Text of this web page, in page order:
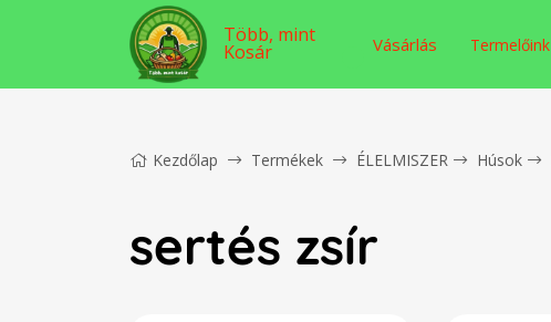
Több, mint
Kosár Vásárlás Termelőink
Kezdőlap Termékek ÉLELMISZER Húsok
sertés zsír